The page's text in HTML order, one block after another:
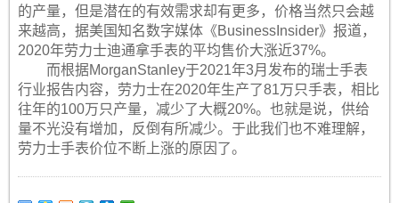
的产量，但是潜在的有效需求却有更多，价格当然只会越
来越高，据美国知名数字媒体《BusinessInsider》报道，
2020年劳力士迪通拿手表的平均售价大涨近37%。
而根据MorganStanley于2021年3月发布的瑞士手表
行业报告内容，劳力士在2020年生产了81万只手表，相比
往年的100万只产量，减少了大概20%。也就是说，供给
量不光没有增加，反倒有所减少。于此我们也不难理解，
劳力士手表价位不断上涨的原因了。